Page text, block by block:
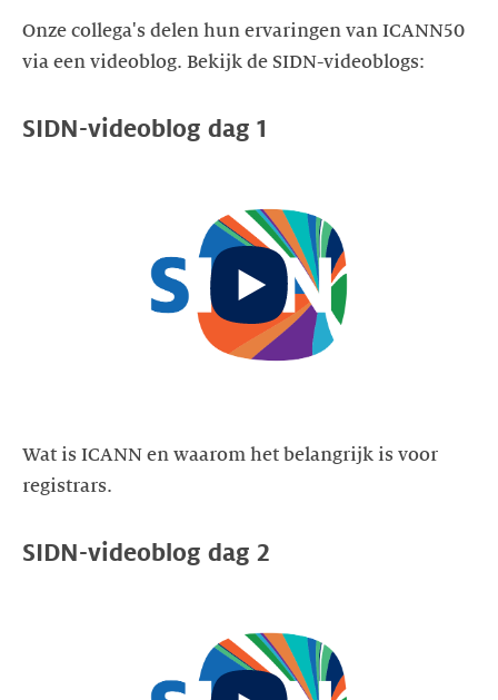
Onze collega's delen hun ervaringen van ICANN50
via een videoblog. Bekijk de SIDN-videoblogs:
SIDN-videoblog dag 1
Start
video
Wat is ICANN en waarom het belangrijk is voor
registrars.
SIDN-videoblog dag 2
Start